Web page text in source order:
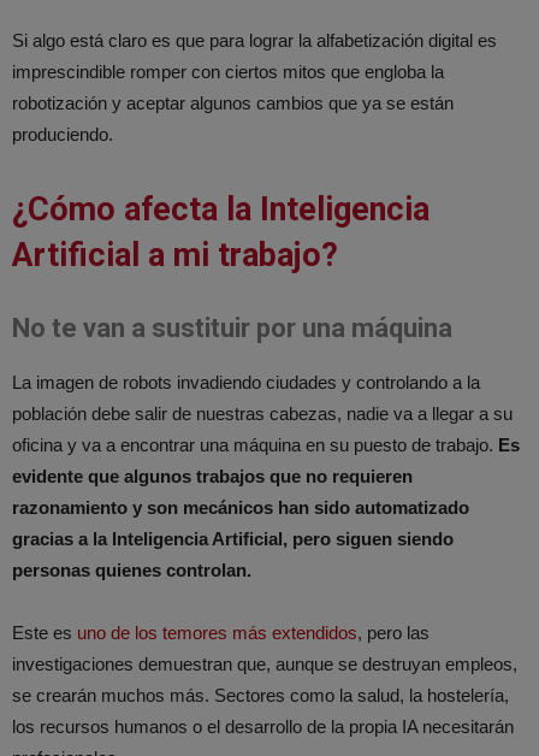
Si algo está claro es que para lograr la alfabetización digital es
imprescindible romper con ciertos mitos que engloba la
robotización y aceptar algunos cambios que ya se están
produciendo.
¿Cómo afecta la Inteligencia
Artificial a mi trabajo?
No te van a sustituir por una máquina
La imagen de robots invadiendo ciudades y controlando a la
población debe salir de nuestras cabezas, nadie va a llegar a su
oficina y va a encontrar una máquina en su puesto de trabajo. Es
evidente que algunos trabajos que no requieren
razonamiento y son mecánicos han sido automatizado
gracias a la Inteligencia Artificial, pero siguen siendo
personas quienes controlan.
Este es uno de los temores más extendidos, pero las
investigaciones demuestran que, aunque se destruyan empleos,
se crearán muchos más. Sectores como la salud, la hostelería,
los recursos humanos o el desarrollo de la propia IA necesitarán